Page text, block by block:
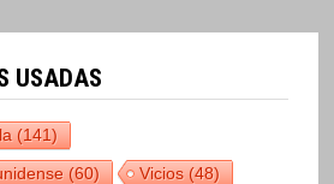
USADAS
(141)
(60) Vicios(48)